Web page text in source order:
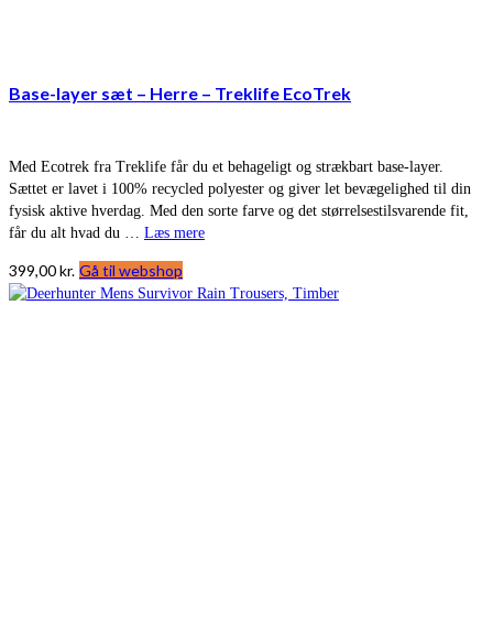
Base-layer sæt – Herre – Treklife EcoTrek
Med Ecotrek fra Treklife får du et behageligt og strækbart base-layer.
Sættet er lavet i 100% recycled polyester og giver let bevægelighed til din
fysisk aktive hverdag. Med den sorte farve og det størrelsestilsvarende fit,
får du alt hvad du … Læs mere
399,00kr. Gå til webshop